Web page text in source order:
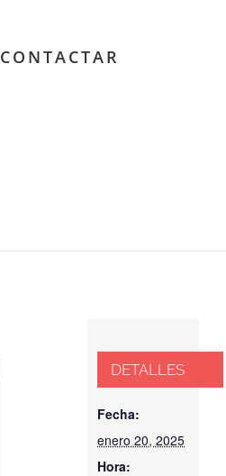
CONTACTAR
DETALLES
Fecha:
enero 20, 2025
Hora: